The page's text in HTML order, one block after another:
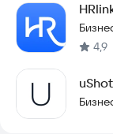
4,9
uShot